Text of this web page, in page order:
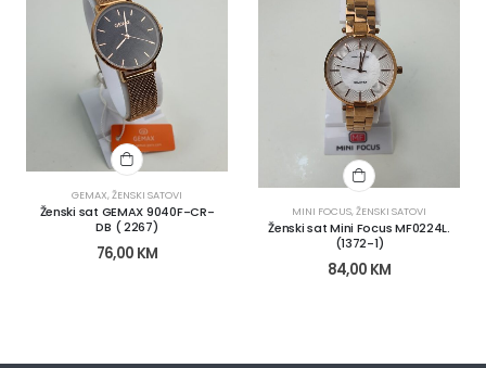
GEMAX,ŽENSKI SATOVI
Ženski sat GEMAX 9040F-CR-
DB ( 2267)
76,00 KM
MINI FOCUS,ŽENSKI SATOVI
Ženski sat Mini Focus MF0224L.
(1372-1)
84,00 KM